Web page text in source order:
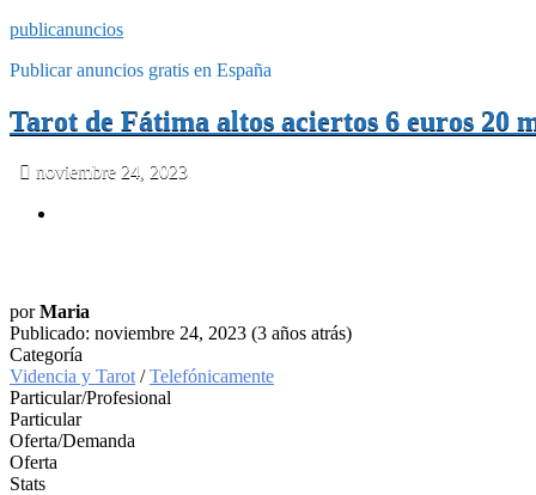
publicanuncios
Publicar anuncios gratis en España
Tarot de Fátima altos aciertos 6 euros 20
noviembre 24, 2023
porMaria
Publicado: noviembre 24, 2023 (3 años atrás)
Categoría
Videncia y Tarot /Telefónicamente
Particular/Profesional
Particular
Oferta/Demanda
Oferta
Stats